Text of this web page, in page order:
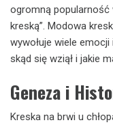
ogromną popularność
kreską”. Modowa
wywołuje wiele
skąd się wziął i jakie
Geneza i
Kreska na brwi u